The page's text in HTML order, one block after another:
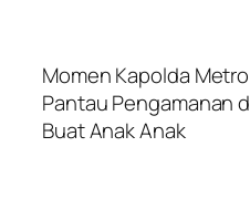
Momen Kapolda
Pantau Pengamanan
Buat Anak Anak